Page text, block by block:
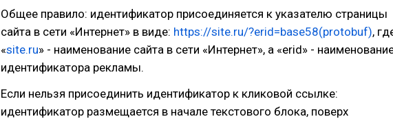
Общее правило: идентификатор присоединяется к указателю страницы
сайта в сети «Интернет» в виде: https://site.ru/?erid=base58(protobuf),
«site.ru» - наименование сайта в сети «Интернет», a «erid» -
идентификатора рекламы.
Если нельзя присоединить идентификатор к кликовой ссылке:
идентификатор размещается в начале текстового блока, поверх